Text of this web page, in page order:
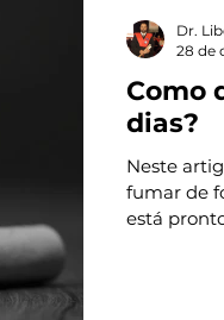
Como
dias?
Neste
fumar de
está
Dr.
28 de